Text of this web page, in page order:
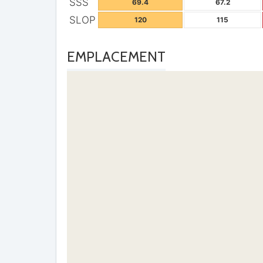
69.4 67.2
SLOP 120 115
EMPLACEMENT